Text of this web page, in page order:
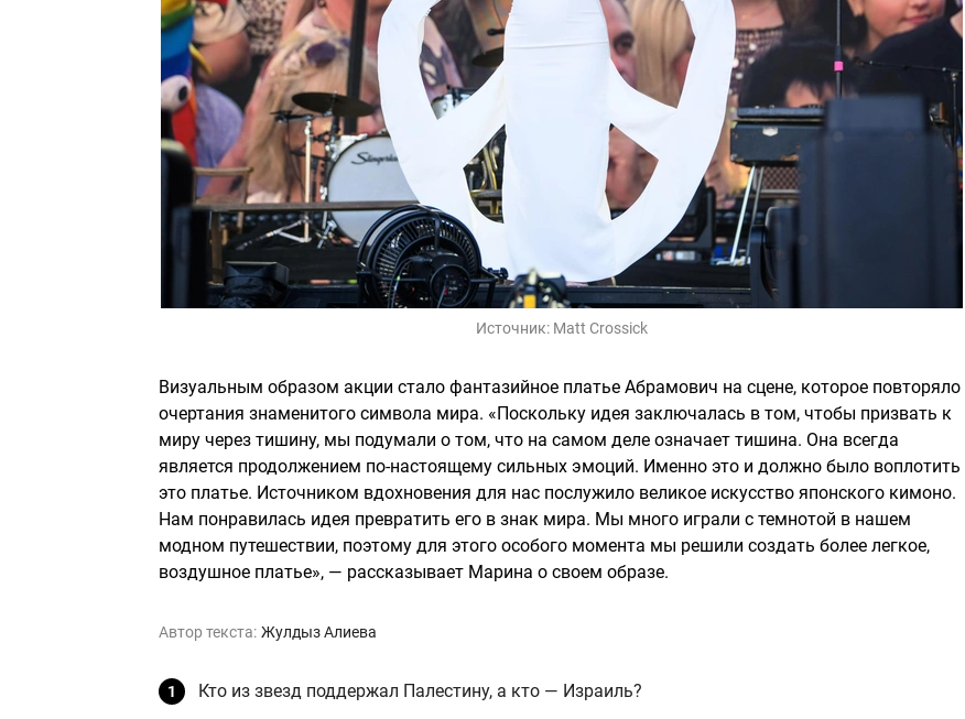
Источник: Matt Crossick
Визуальным образом акции стало фантазийное платье Абрамович на сцене, которое повторяло
очертания знаменитого символа мира. «Поскольку идея заключалась в том, чтобы призвать к
миру через тишину, мы подумали о том, что на самом деле означает тишина. Она всегда
является продолжением по-настоящему сильных эмоций. Именно это и должно было воплотить
это платье. Источником вдохновения для нас послужило великое искусство японского кимоно.
Нам понравилась идея превратить его в знак мира. Мы много играли с темнотой в нашем
модном путешествии, поэтому для этого особого момента мы решили создать более легкое,
воздушное платье», — рассказывает Марина о своем образе.
Автор текста: Жулдыз Алиева
Кто из звезд поддержал Палестину, а кто — Израиль?